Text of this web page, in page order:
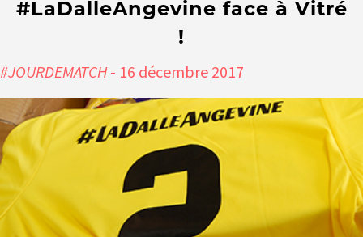
#LaDalleAngevine face à Vitré
!
#JOURDEMATCH- 16 décembre 2017